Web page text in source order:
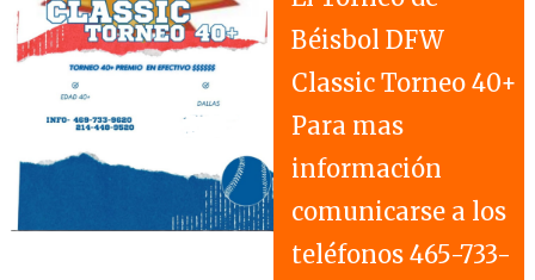
Béisbol DFW
Classic Torneo 40+
Para mas
información
comunicarse a los
teléfonos 465-733-